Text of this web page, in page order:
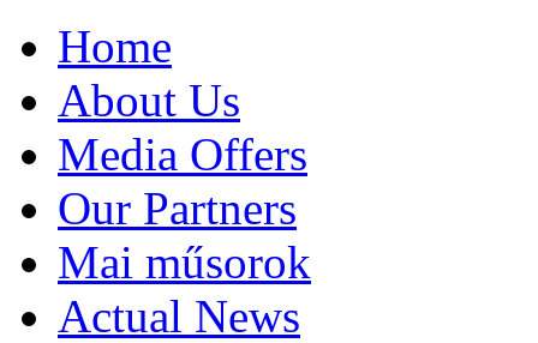
Home
About Us
Media Offers
Our Partners
Mai műsorok
Actual News